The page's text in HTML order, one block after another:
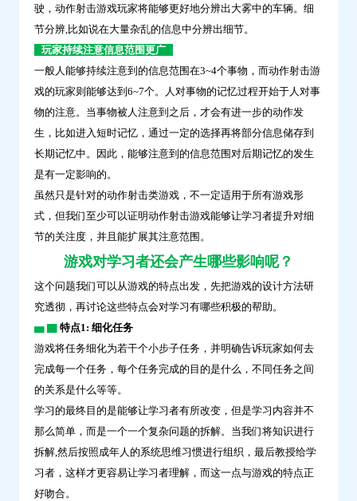
驶，动作射击游戏玩家将能够更好地分辨出大雾中的车辆。细
节分辨,比如说在大量杂乱的信息中分辨出细节。
玩家持续注意信息范围更广
一般人能够持续注意到的信息范围在3~4个事物，而动作射击游
戏的玩家则能够达到6~7个。人对事物的记忆过程开始于人对事
物的注意。当事物被人注意到之后，才会有进一步的动作发
生，比如进入短时记忆，通过一定的选择再将部分信息储存到
长期记忆中。因此，能够注意到的信息范围对后期记忆的发生
是有一定影响的。
虽然只是针对的动作射击类游戏，不一定适用于所有游戏形
式，但我们至少可以证明动作射击游戏能够让学习者提升对细
节的关注度，并且能扩展其注意范围。
游戏对学习者还会产生哪些影响呢？
这个问题我们可以从游戏的特点出发，先把游戏的设计方法研
究透彻，再讨论这些特点会对学习有哪些积极的帮助。
▅ ▇ 特点1: 细化任务
游戏将任务细化为若干个小步子任务，并明确告诉玩家如何去
完成每一个任务，每个任务完成的目的是什么，不同任务之间
的关系是什么等等。
学习的最终目的是能够让学习者有所改变，但是学习内容并不
那么简单，而是一个一个复杂问题的拆解。当我们将知识进行
拆解,然后按照成年人的系统思维习惯进行组织，最后教授给学
习者，这样才更容易让学习者理解，而这一点与游戏的特点正
好吻合。